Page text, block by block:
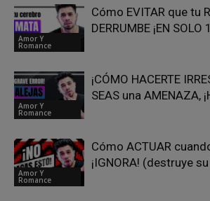
Amor Y
Romance
Cómo EVITAR que tu
DERRUMBE ¡EN SOLO
Amor Y
Romance
¡CÓMO HACERTE
SEAS una AMENAZA,
Amor Y
Romance
Cómo ACTUAR
¡IGNORA! (destruye